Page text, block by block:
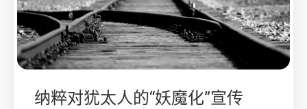
纳粹对犹太人的“妖魔化”宣传